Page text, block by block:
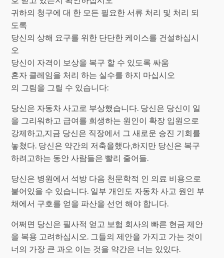
귀하의 청구에 대 한 모든 필요한 서류 처리 및 처리 되
도록
당신의 상해 요구를 위한 단단한 케이스를 건설하십시
오
당신이 자격이 보상을 복구 할 수 있도록 싸움
혼자 클레임을 처리 하는 실수를 하지 마십시오
의 그림을 그릴 수 있습니다:
당신은 자동차 사고로 부상했습니다. 당신은 당신이 일
을 그리워하고 급여를 희생하는 원인이 확장 입원으로
강제하고,지금 당신은 직장에서 그 새로운 승진 기회를
놓쳤다. 당신은 약간의 저축을했다,하지만 당신은 복구
하려고하는 동안 사람들은 빨리 줄어들.
당신은 병원에서 석방 다음 천문학적 인 의료 비용으로
붙어있을 수 있습니다. 일부 개인도 자동차 사고 원인 부
채에서 구호를 얻을 파산을 선언 해야 합니다.
어쩌면 당신은 필사적 얻고 보험 회사의 빠른 현금 제안
을 복용 고려하십시오. 그들의 제안을 가지고 가는 것이
너의 가장 큰 과오 이는 것을 약간은 너는 있있다.